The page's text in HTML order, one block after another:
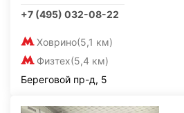
+7 (495) 032-08-22
Ховрино(5,1 км)
Физтех(5,4 км)
Береговой пр-д, 5